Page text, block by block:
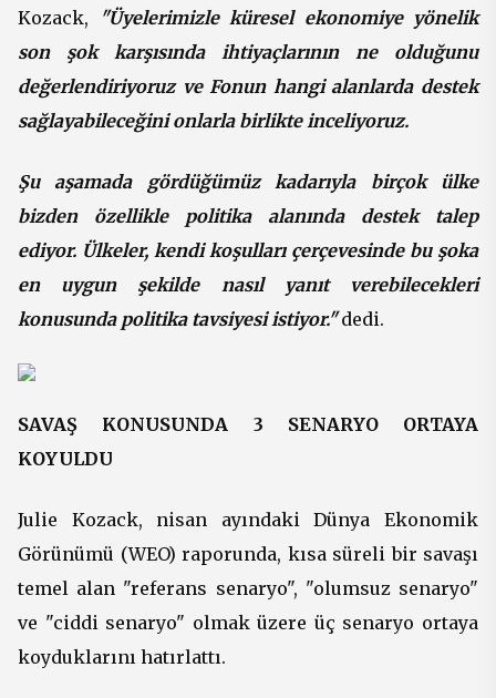
Kozack,
"Üyelerimizle küresel ekonomiye yönelik
son şok karşısında ihtiyaçlarının ne olduğunu
değerlendiriyoruz ve Fonun hangi alanlarda destek
sağlayabileceğini onlarla birlikte inceliyoruz.
Şu aşamada gördüğümüz kadarıyla birçok ülke
bizden özellikle politika alanında destek talep
ediyor. Ülkeler, kendi koşulları çerçevesinde bu şoka
en uygun şekilde nasıl yanıt verebilecekleri
konusunda politika tavsiyesi istiyor."dedi.
SAVAŞ KONUSUNDA 3 SENARYO ORTAYA
KOYULDU
Julie Kozack, nisan ayındaki Dünya Ekonomik
Görünümü (WEO) raporunda, kısa süreli bir savaşı
temel alan "referans senaryo", "olumsuz senaryo"
ve "ciddi senaryo" olmak üzere üç senaryo ortaya
koyduklarını hatırlattı.